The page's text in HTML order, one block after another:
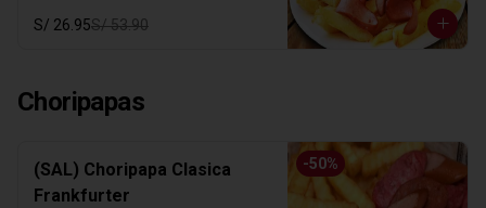
S/ 26.95S/ 53.90
Choripapas
-50%
(SAL) Choripapa Clasica
Frankfurter